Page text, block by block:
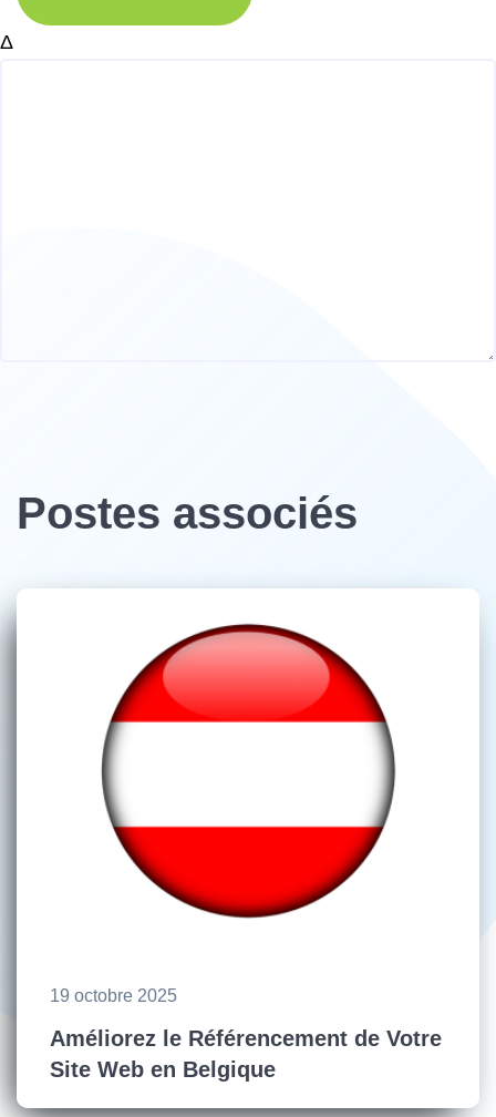
Δ
Postes associés
19 octobre 2025
Améliorez le Référencement de Votre
Site Web en Belgique